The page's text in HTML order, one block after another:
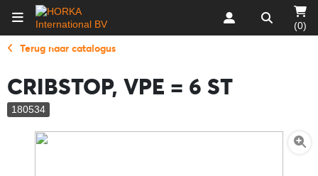
(0)
Terug naar catalogus
CRIBSTOP, VPE = 6 ST
180534